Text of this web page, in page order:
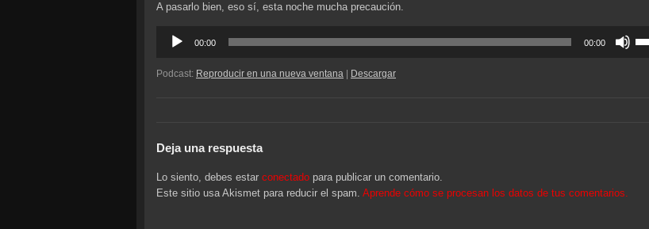
A pasarlo bien, eso sí, esta noche mucha precaución.
Reproductor
audio
00:00 00:00
Podcast: Reproducir en una nueva ventana | Descargar
Deja una respuesta
Lo siento, debes estar conectado para publicar un comentario.
Este sitio usa Akismet para reducir el spam. Aprende cómo se procesan los datos de tus comentarios.